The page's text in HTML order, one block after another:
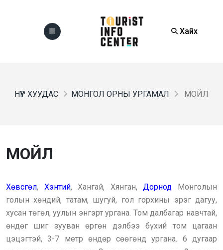
Хайх
НҮҮР ХУУДАС МОНГОЛ ОРНЫ УРГАМАЛ МОЙЛ
МОЙЛ
Хөвсгөл, Хэнтий, Хангай, Хянган,Дорнод Монголын
голын хөндий, татам, шугуй, гол горхины эрэг дагуу,
хусан төгөл, уулын энгэрт ургана. Том далбагар навчтай,
өндөг шиг зууван өргөн дэлбээ бүхий том цагаан
цэцэгтэй, 3-7 метр өндөр сөөгөнд ургана. 6 дугаар